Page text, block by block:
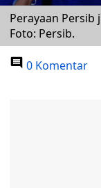
Perayaan Persib
Foto: Persib.
0 Komentar